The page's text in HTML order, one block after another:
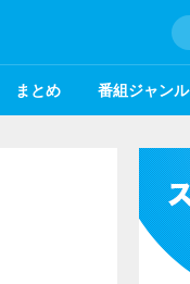
まとめ 番組ジャンル